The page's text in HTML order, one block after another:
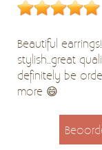
Beautiful
stylish..great
definitely be
more 😄